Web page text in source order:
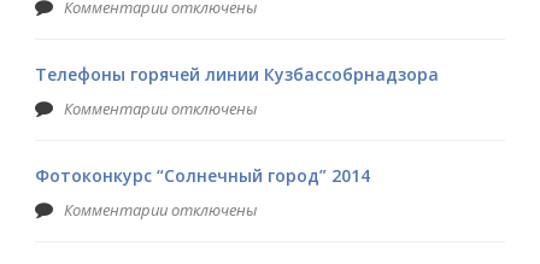
Комментарии отключены
Телефоны горячей линии Кузбассобрнадзора
Комментарии отключены
Фотоконкурс “Солнечный город” 2014
Комментарии отключены